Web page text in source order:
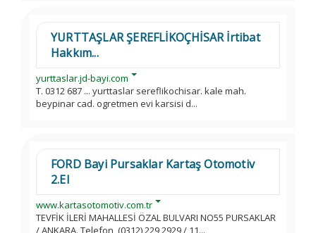
YURTTAŞLAR ŞEREFLİKOÇHİSAR İrtibat
Hakkım...
yurttaslar.jd-bayi.com
T. 0312 687 ... yurttaslar sereflikochisar. kale mah.
beypinar cad. ogretmen evi karsisi d...
FORD Bayi Pursaklar Kartaş Otomotiv
2.El
www.kartasotomotiv.com.tr
TEVFİK İLERİ MAHALLESİ ÖZAL BULVARI NO55 PURSAKLAR
/ ANKARA. Telefon, (0312) 229 2929 / 11...